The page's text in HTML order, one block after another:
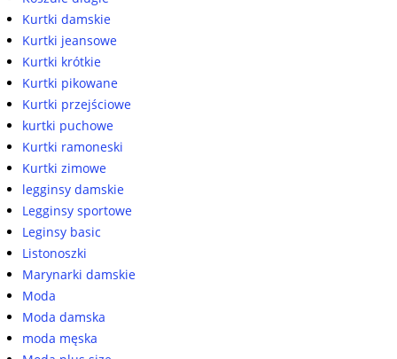
Kurtki damskie
Kurtki jeansowe
Kurtki krótkie
Kurtki pikowane
Kurtki przejściowe
kurtki puchowe
Kurtki ramoneski
Kurtki zimowe
legginsy damskie
Legginsy sportowe
Leginsy basic
Listonoszki
Marynarki damskie
Moda
Moda damska
moda męska